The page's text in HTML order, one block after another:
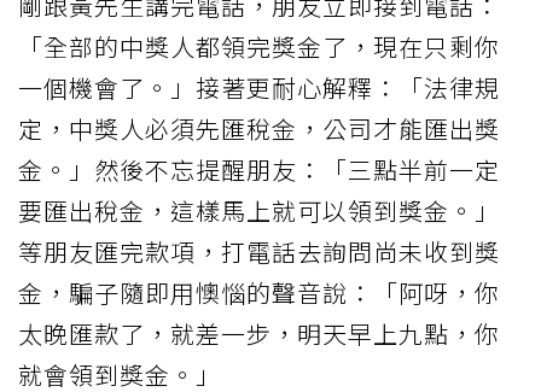
「全部的中獎人都領完獎金了，現在只剩你
一個機會了。」接著更耐心解釋：「法律規
定，中獎人必須先匯稅金，公司才能匯出獎
金。」然後不忘提醒朋友：「三點半前一定
要匯出稅金，這樣馬上就可以領到獎金。」
等朋友匯完款項，打電話去詢問尚未收到獎
金，騙子隨即用懊惱的聲音說：「阿呀，你
太晚匯款了，就差一步，明天早上九點，你
就會領到獎金。」